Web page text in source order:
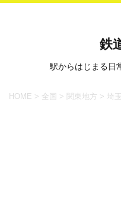
鉄
駅からはじまる日
HOME > 全国 > 関東地方 > 埼